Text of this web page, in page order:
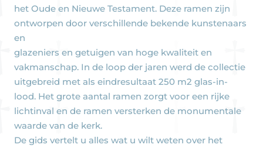
het Oude en Nieuwe Testament. Deze ramen zijn
ontworpen door verschillende bekende kunstenaars
en
glazeniers en getuigen van hoge kwaliteit en
vakmanschap. In de loop der jaren werd de collectie
uitgebreid met als eindresultaat 250 m2 glas-in-
lood. Het grote aantal ramen zorgt voor een rijke
lichtinval en de ramen versterken de monumentale
waarde van de kerk.
De gids vertelt u alles wat u wilt weten over het